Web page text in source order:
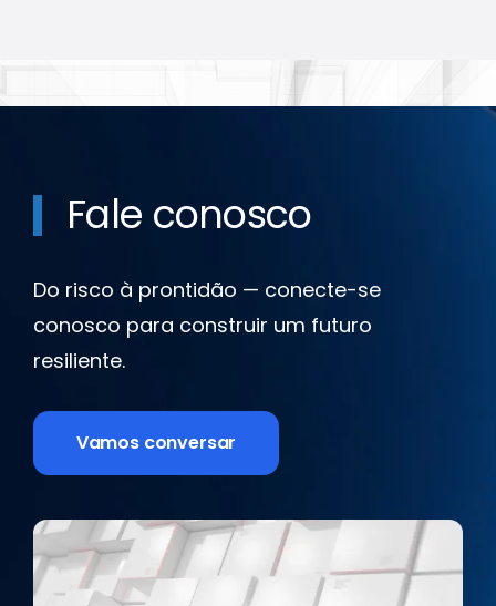
Fale conosco
Do risco à prontidão — conecte-se
conosco para construir um futuro
resiliente.
Vamos conversar